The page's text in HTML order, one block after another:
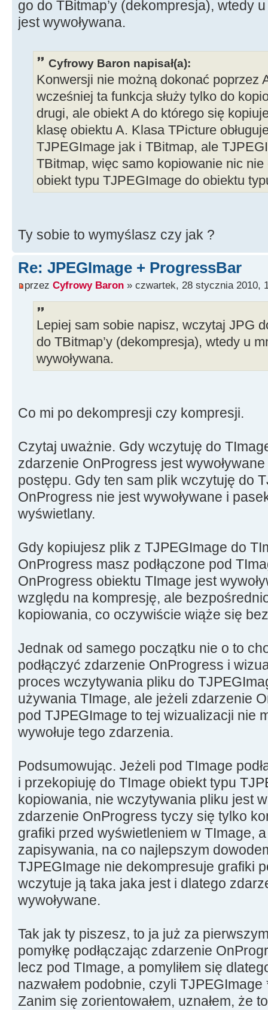
go do TBitmap’y (dekompresja), wtedy
jest wywoływana.
Cyfrowy Baron napisał(a):
Konwersji nie możną dokonać poprzez
wcześniej ta funkcja służy tylko do
drugi, ale obiekt A do którego się
klasę obiektu A. Klasa TPicture
TJPEGImage jak i TBitmap, ale
TBitmap, więc samo kopiowanie nic
obiekt typu TJPEGImage do obiektu
Ty sobie to wymyślasz czy jak ?
Re: JPEGImage + ProgressBar
przez Cyfrowy Baron » czwartek, 28 stycznia 2010,
Lepiej sam sobie napisz, wczytaj JPG
do TBitmap’y (dekompresja), wtedy u
wywoływana.
Co mi po dekompresji czy kompresji.
Czytaj uważnie. Gdy wczytuję do
zdarzenie OnProgress jest
postępu. Gdy ten sam plik wczytuję do
OnProgress nie jest wywoływane i
wyświetlany.
Gdy kopiujesz plik z TJPEGImage do
OnProgress masz podłączone pod
OnProgress obiektu TImage jest
względu na kompresję, ale
kopiowania, co oczywiście wiąże się
Jednak od samego początku nie o to
podłączyć zdarzenie OnProgress i
proces wczytywania pliku do
używania TImage, ale jeżeli zdarzenie
pod TJPEGImage to tej wizualizacji nie
wywołuje tego zdarzenia.
Podsumowując. Jeżeli pod TImage
i przekopiuję do TImage obiekt typu
kopiowania, nie wczytywania pliku jest
zdarzenie OnProgress tyczy się tylko
grafiki przed wyświetleniem w TImage,
zapisywania, na co najlepszym
TJPEGImage nie dekompresuje grafiki
wczytuje ją taka jaka jest i dlatego
wywoływane.
Tak jak ty piszesz, to ja już za
pomyłkę podłączając zdarzenie
lecz pod TImage, a pomyliłem się
nazwałem podobnie, czyli
Zanim się zorientowałem, uznałem, że